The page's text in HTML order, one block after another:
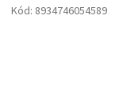
Kód: 8934746054589